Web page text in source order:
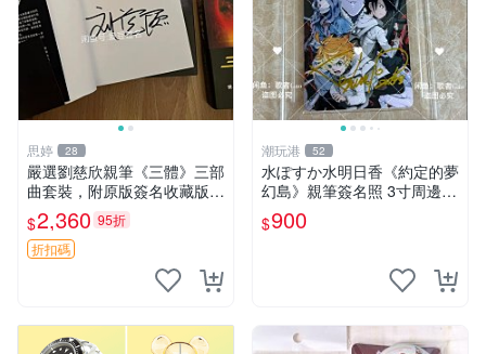
思婷 28
嚴選劉慈欣親筆《三體》三部
曲套裝，附原版簽名收藏版
三體 規格完整 網拍無疑真品
收藏推薦 《三體》全系列親
筆簽名版 電影原著珍藏必備
$2,360 95折
折扣碼
潮玩港 52
水ぽすか水明日香《約定的夢
幻島》親筆簽名照 3寸周邊照
片 簽名真跡 約束のネバーラ
ンド 周邊 照片收藏 水明日香
$900